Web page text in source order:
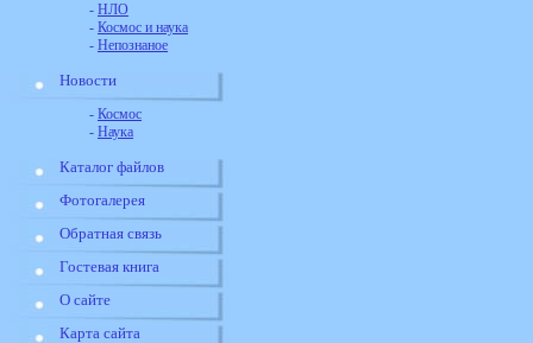
- НЛО
- Космос и наука
- Непознаное
Новости
- Космос
- Наука
Каталог файлов
Фотогалерея
Обратная связь
Гостевая книга
О сайте
Карта сайта